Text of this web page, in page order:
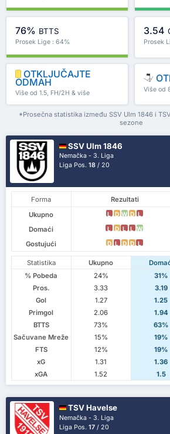
76% BTTS
Prosek Lige : 64%
3.54
Prosek
OTKLJUČAJTE
ODMAH
Više od 1.5, FH/2H & više Više od
*Prosečna statistika između SSV Ulm 1846 i
sezone
SSV Ulm 1846
Nemačka - 3. Liga
Liga Pos.18 / 20
Forma Rezultati
Ukupno
L D W D L
Domaći L D L L W
Gostujući D L D D L
Statistika Ukupno
% Pobeda
24% 31%
Pros.
3.33 3.19
Gol
1.27 1.25
Primgol
2.06 1.94
BTTS
73% 63%
Sačuvane Mreže
15% 19%
FTS
12% 19%
xG
1.31 1.36
xGA
1.52 1.5
TSV Havelse
Nemačka - 3. Liga
Liga Pos.17 / 20